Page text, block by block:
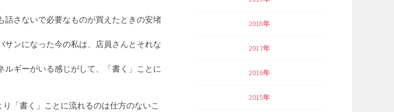
さないで必要なものが買えたときの安堵
ンになった今の私は、店員さんとそれな
ギーがいる感じがして、「書く」ことに
「書く」ことに流れるのは仕方のないこ
2018年
2017年
2016年
2015年